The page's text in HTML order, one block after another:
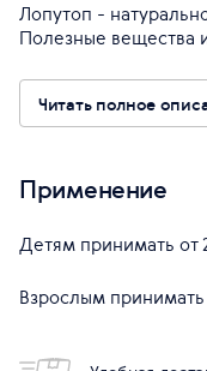
Лопутоп -
Полезные вещества
Читать полное
Применение
Детям принимать от
Взрослым